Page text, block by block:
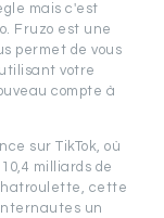
mais c'est
Fruzo est une
permet de vous
votre
compte à
sur TikTok, où
milliards de
cette
un